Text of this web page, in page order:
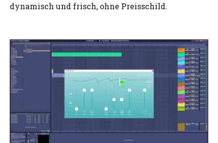
dynamisch und frisch, ohne Preisschild.